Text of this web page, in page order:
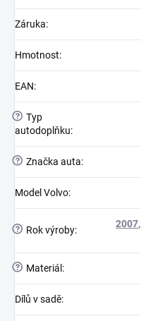
Záruka:
Hmotnost:
EAN:
? Typ
autodoplňku:
? Značka auta:
Model Volvo:
? Rok výroby:
2007,
? Materiál :
Dílů v sadě: